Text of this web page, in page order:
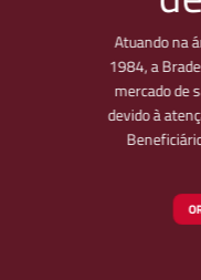
Atuando na
1984, a
mercado de
devido à